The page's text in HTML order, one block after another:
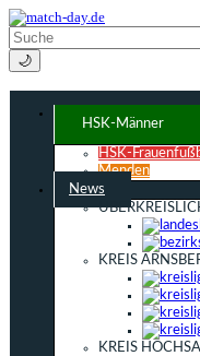
🌙
HSK-Männer
HSK-
Menden
News
KREIS
KREIS